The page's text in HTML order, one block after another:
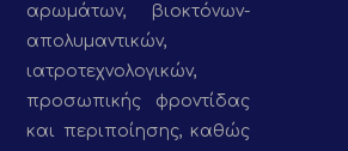
αρωμάτων, βιοκτόνων-
απολυμαντικών,
ιατροτεχνολογικών,
προσωπικής φροντίδας
και περιποίησης, καθώς